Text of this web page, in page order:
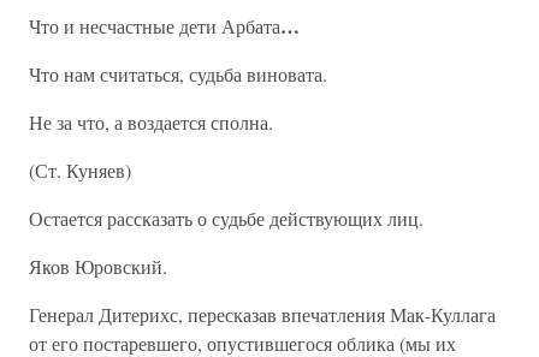
Что и несчастные дети Арбата…
Что нам считаться, судьба виновата.
Не за что, а воздается сполна.
(Ст. Куняев)
Остается рассказать о судьбе действующих лиц.
Яков Юровский.
Генерал Дитерихс, пересказав впечатления Мак-Куллага
от его постаревшего, опустившегося облика (мы их